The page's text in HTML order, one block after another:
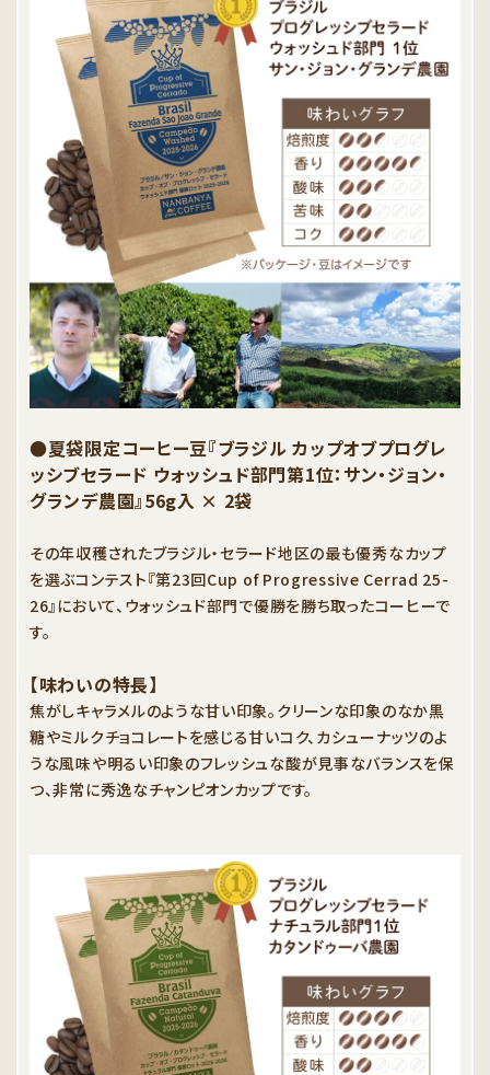
●夏袋限定コーヒー豆『ブラジル カップオブプログレ
ッシブセラード ウォッシュド部門第1位：サン・ジョン・
グランデ農園』56g入 × 2袋
その年収穫されたブラジル・セラード地区の最も優秀なカップ
を選ぶコンテスト『第23回Cup of Progressive Cerrad 25-
26』において、ウォッシュド部門で優勝を勝ち取ったコーヒーで
す。
【味わいの特長】
焦がしキャラメルのような甘い印象。クリーンな印象のなか黒
糖やミルクチョコレートを感じる甘いコク、カシューナッツのよ
うな風味や明るい印象のフレッシュな酸が見事なバランスを保
つ、非常に秀逸なチャンピオンカップです。